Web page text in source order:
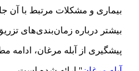
بیماری و مشکلات مرتبط با آن
بیشتر درباره زمان‌بندی‌های
پیشگیری از آبله مرغان،